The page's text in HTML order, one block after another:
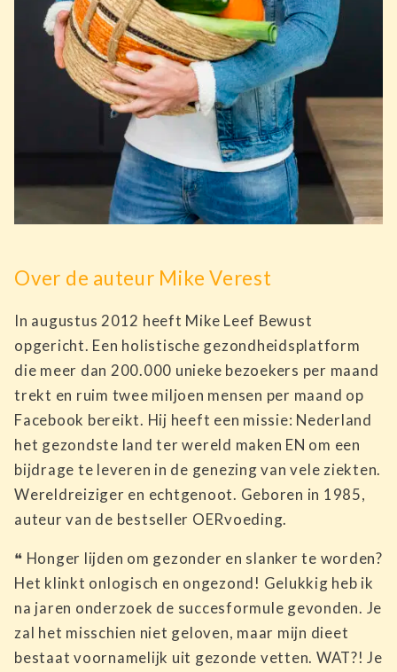
Over de auteur Mike Verest
In augustus 2012 heeft Mike Leef Bewust
opgericht. Een holistische gezondheidsplatform
die meer dan 200.000 unieke bezoekers per maand
trekt en ruim twee miljoen mensen per maand op
Facebook bereikt. Hij heeft een missie: Nederland
het gezondste land ter wereld maken EN om een
bijdrage te leveren in de genezing van vele ziekten.
Wereldreiziger en echtgenoot. Geboren in 1985,
auteur van de bestseller OERvoeding.
❝ Honger lijden om gezonder en slanker te worden?
Het klinkt onlogisch en ongezond! Gelukkig heb ik
na jaren onderzoek de succesformule gevonden. Je
zal het misschien niet geloven, maar mijn dieet
bestaat voornamelijk uit gezonde vetten. WAT?! Je